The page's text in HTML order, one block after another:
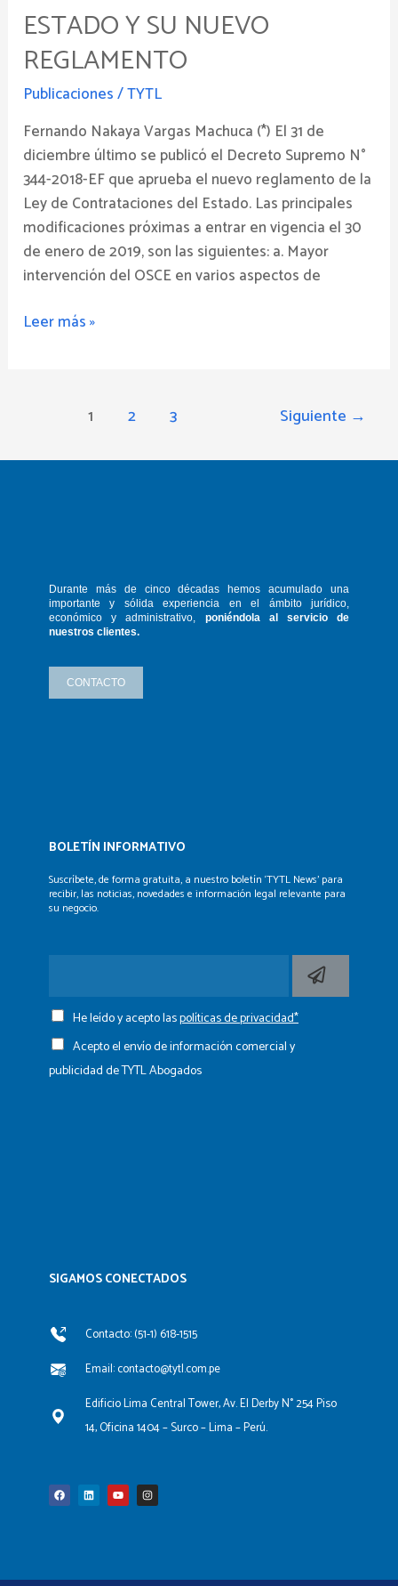
ESTADO Y SU NUEVO
REGLAMENTO
Publicaciones/TYTL
Fernando Nakaya Vargas Machuca (*) El 31 de
diciembre último se publicó el Decreto Supremo N°
344-2018-EF que aprueba el nuevo reglamento de la
Ley de Contrataciones del Estado. Las principales
modificaciones próximas a entrar en vigencia el 30
de enero de 2019, son las siguientes: a. Mayor
intervención del OSCE en varios aspectos de
Contrataciones
del
Estado
y
su
Nuevo
Reglamento
Leer más »
1 2 3 Siguiente →
Durante más de cinco décadas hemosacumulado una
importante y sólidaexperiencia en el ámbito jurídico,
económico y administrativo, poniéndola al servicio de
nuestros clientes.
CONTACTO
BOLETÍN INFORMATIVO
Suscríbete, de forma gratuita, a nuestro boletín ‘TYTL News’ para
recibir, las noticias, novedades e información legal relevante para
su negocio.
He leído y acepto laspolíticas de privacidad*
Acepto el envío de información comercial y
publicidad de TYTL Abogados
SIGAMOS CONECTADOS​
Contacto: (51-1) 618-1515
Email: contacto@tytl.com.pe
Edificio Lima Central Tower, Av. El Derby N° 254 Piso
14, Oficina 1404 – Surco – Lima – Perú.
c
e
b
k
e
u
t
u
s
t
a